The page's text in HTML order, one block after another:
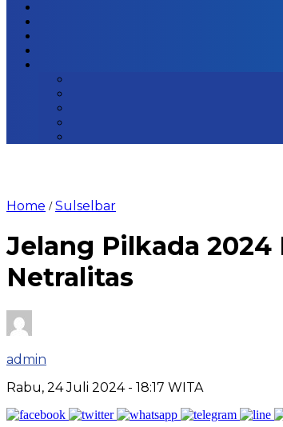
Home /Sulselbar
Jelang Pilkada
Netralitas
admin
Rabu, 24 Juli 2024 - 18:17 WITA